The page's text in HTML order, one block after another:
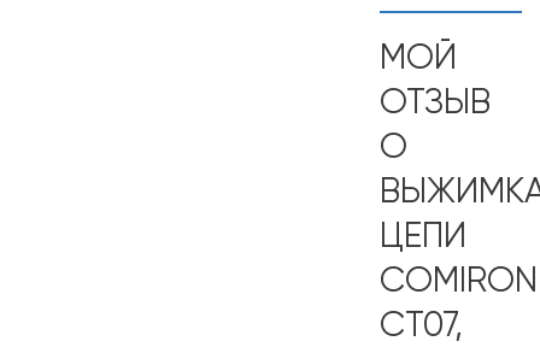
МОЙ
ОТЗЫВ
О
ЦЕПИ
COMIRON
CT07,